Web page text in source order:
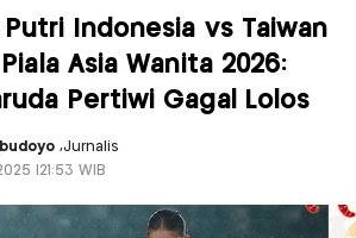
Putri Indonesia vs Taiwan
Asia Wanita 2026:
Pertiwi Gagal Lolos
,Jurnalis
|21:53 WIB